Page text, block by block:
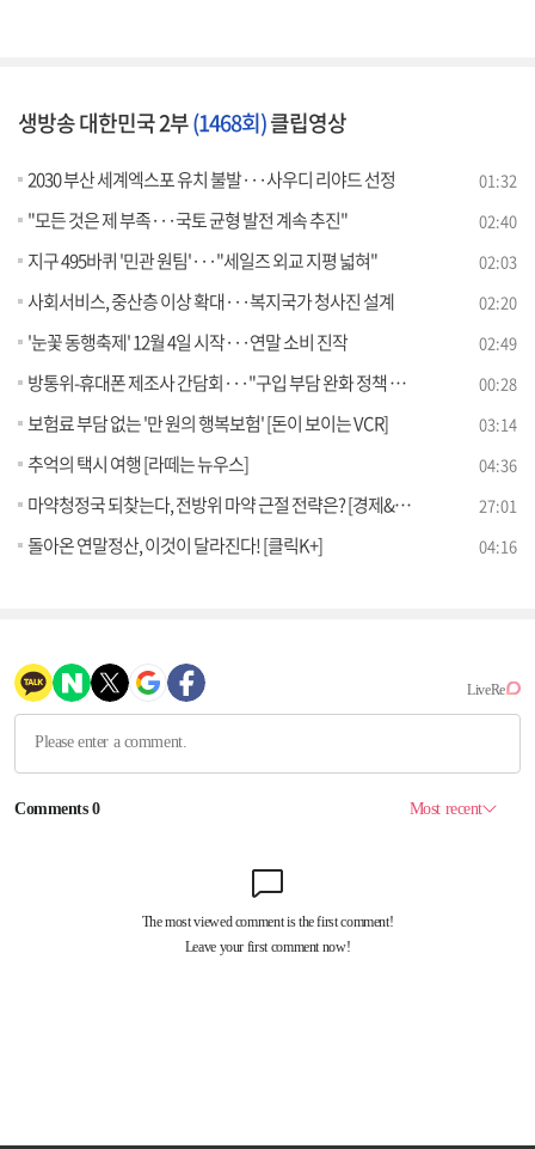
생방송 대한민국 2부(1468회)클립영상
2030 부산 세계엑스포 유치 불발···사우디 리야드 선정 01:32
"모든 것은 제 부족···국토 균형 발전 계속 추진" 02:40
지구 495바퀴 '민관 원팀'···"세일즈 외교 지평 넓혀" 02:03
사회서비스, 중산층 이상 확대···복지국가 청사진 설계 02:20
'눈꽃 동행축제' 12월 4일 시작···연말 소비 진작 02:49
방통위-휴대폰 제조사 간담회···"구입 부담 완화 정책 추진" 00:28
보험료 부담 없는 '만 원의 행복보험' [돈이 보이는 VCR] 03:14
추억의 택시 여행 [라떼는 뉴우스] 04:36
마약청정국 되찾는다, 전방위 마약 근절 전략은? [경제&이슈] 27:01
돌아온 연말정산, 이것이 달라진다! [클릭K+] 04:16